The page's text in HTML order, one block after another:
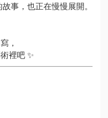
事，也正在慢慢展開。
，
裡吧 ✨